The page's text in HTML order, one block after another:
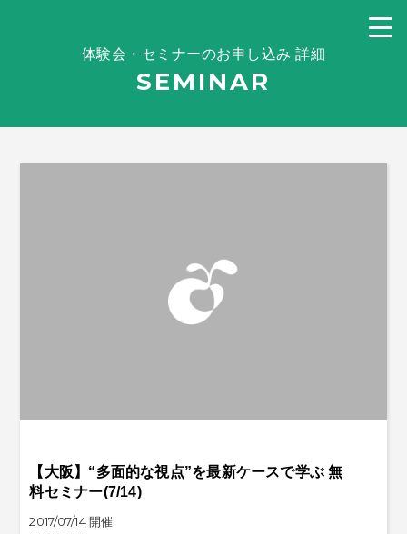
体験会・セミナーのお申し込み 詳細
SEMINAR
【大阪】“多面的な視点”を最新ケースで学ぶ 無
料セミナー(7/14)
2017/07/14 開催